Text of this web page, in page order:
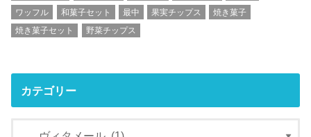
ワッフル
和菓子セット 最中 果実チップス
焼き菓子
焼き菓子セット
野菜チップス
カテゴリー